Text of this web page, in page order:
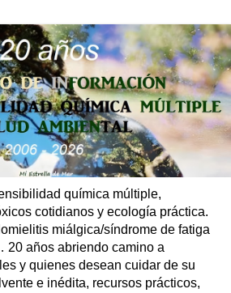
química múltiple,
cotidianos y ecología práctica.
miálgica/síndrome de fatiga
años abriendo camino a
y quienes desean cuidar de su
e inédita, recursos prácticos,